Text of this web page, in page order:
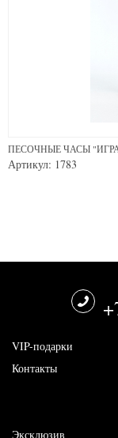
ПЕСОЧНЫЕ ЧАСЫ
Артикул: 1783
VIP-подарки
Контакты
Эксклюзив